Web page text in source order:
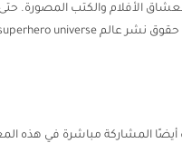
الأفلام والكتب المصورة. حتى
أيضًا المشاركة مباشرة في هذه